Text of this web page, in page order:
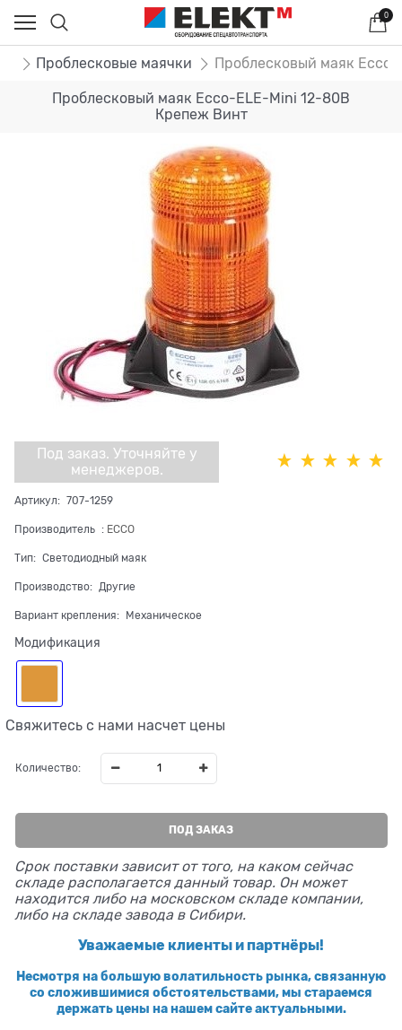
0
Проблесковые маячки Проблесковый маяк
Проблесковый маяк Ecco-ELE-Mini 12-80В
Крепеж Винт
Под заказ. Уточняйте у
менеджеров.
Артикул: 707-1259
Производитель : ECCO
Тип: Светодиодный маяк
Производство: Другие
Вариант крепления: Механическое
Модификация
Свяжитесь с нами насчет цены
Количество:
ПОД ЗАКАЗ
Срок поставки зависит от того, на каком сейчас
складе располагается данный товар. Он может
находится либо на московском складе компании,
либо на складе завода в Сибири.
Уважаемые клиенты и партнёры!
Несмотря на большую волатильность рынка, связанную
со сложившимися обстоятельствами, мы стараемся
держать цены на нашем сайте актуальными.